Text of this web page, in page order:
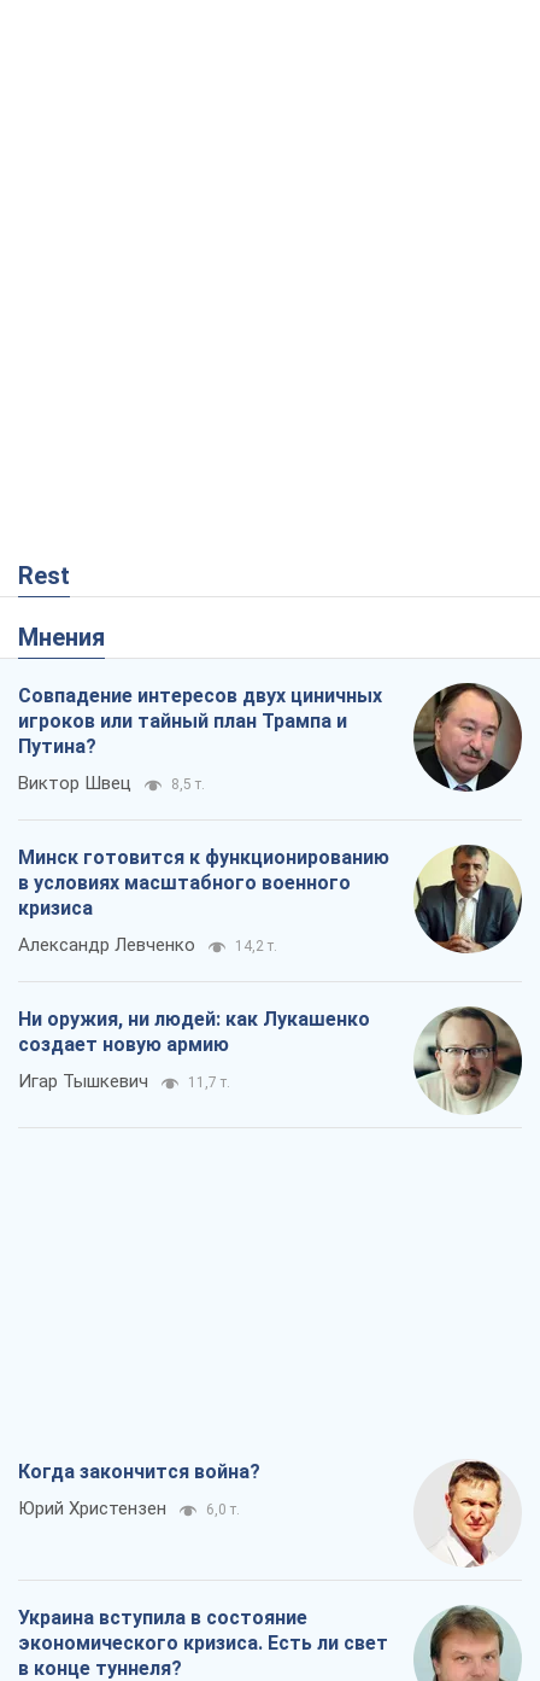
Rest
Мнения
Совпадение интересов двух циничных
игроков или тайный план Трампа и
Путина?
Виктор Швец 8,5 т.
Минск готовится к функционированию
в условиях масштабного военного
кризиса
Александр Левченко 14,2 т.
Ни оружия, ни людей: как Лукашенко
создает новую армию
Игар Тышкевич 11,7 т.
Когда закончится война?
Юрий Христензен 6,0 т.
Украина вступила в состояние
экономического кризиса. Есть ли свет
в конце туннеля?